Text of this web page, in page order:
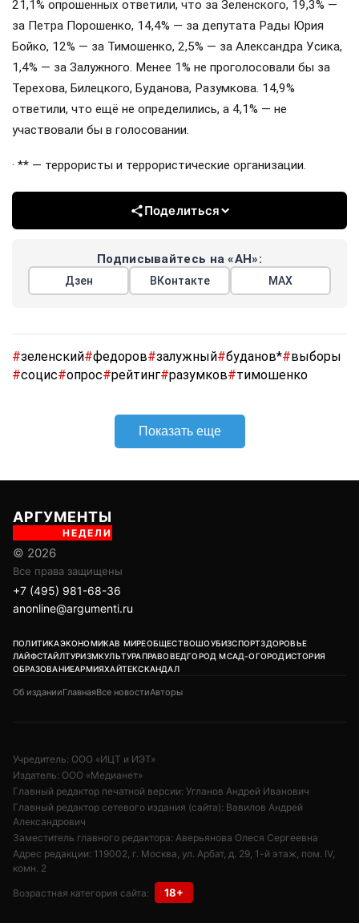
21,1% опрошенных ответили, что за Зеленского, 19,3% —
за Петра Порошенко, 14,4% — за депутата Рады Юрия
Бойко, 12% — за Тимошенко, 2,5% — за Александра Усика,
1,4% — за Залужного. Менее 1% не проголосовали бы за
Терехова, Билецкого, Буданова, Разумкова. 14,9%
ответили, что ещё не определились, а 4,1% — не
участвовали бы в голосовании.
· ** — террористы и террористические организации.
Поделиться
Подписывайтесь на «АН»:
Дзен ВКонтакте МАХ
#зеленский#федоров#залужный#буданов*#выборы
#социс#опрос#рейтинг#разумков#тимошенко
Показать еще
АРГУМЕНТЫ
НЕДЕЛИ
© 2026
Все права защищены
+7 (495) 981-68-36
anonline@argumenti.ru
ПОЛИТИКАЭКОНОМИКАВ МИРЕОБЩЕСТВОШОУБИЗСПОРТЗДОРОВЬЕ
ЛАЙФСТАЙЛТУРИЗМКУЛЬТУРАПРАВОВЕДГОРОД МСАД-ОГОРОДИСТОРИЯ
ОБРАЗОВАНИЕАРМИЯХАЙТЕКСКАНДАЛ
Об изданииГлавнаяВсе новостиАвторы
Учредитель: ООО «ИЦТ и ИЭТ»
Издатель: ООО «Медианет»
Главный редактор печатной версии: Угланов Андрей Иванович
Главный редактор сетевого издания (сайта): Вавилов Андрей
Александрович
Заместитель главного редактора: Аверьянова Олеся Сергеевна
Адрес редакции: 119002, г. Москва, ул. Арбат, д. 29, 1-й этаж, пом. IV,
комн. 2
Возрастная категория сайта: 18+